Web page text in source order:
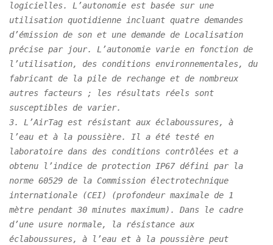
logicielles. L’autonomie est basée sur une
utilisation quotidienne incluant quatre demandes
d’émission de son et une demande de Localisation
précise par jour. L’autonomie varie en fonction de
l’utilisation, des conditions environnementales, du
fabricant de la pile de rechange et de nombreux
autres facteurs ; les résultats réels sont
susceptibles de varier.
3. L’AirTag est résistant aux éclaboussures, à
l’eau et à la poussière. Il a été testé en
laboratoire dans des conditions contrôlées et a
obtenu l’indice de protection IP67 défini par la
norme 60529 de la Commission électrotechnique
internationale (CEI) (profondeur maximale de 1
mètre pendant 30 minutes maximum). Dans le cadre
d’une usure normale, la résistance aux
éclaboussures, à l’eau et à la poussière peut